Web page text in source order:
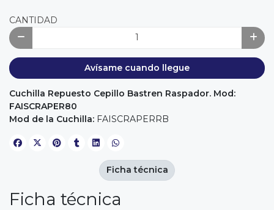
CANTIDAD
Avísame cuando llegue
Cuchilla Repuesto Cepillo Bastren Raspador. Mod:
FAISCRAPER80
Mod de la Cuchilla: FAISCRAPERRB
Ficha técnica
Ficha técnica